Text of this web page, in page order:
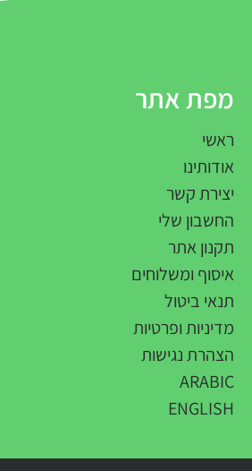
מפת אתר
ראשי
אודותינו
יצירת קשר
החשבון שלי
תקנון אתר
איסוף ומשלוחים
תנאי ביטול
מדיניות ופרטיות
הצהרת נגישות
ARABIC
ENGLISH